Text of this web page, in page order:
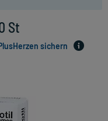
St
sichern